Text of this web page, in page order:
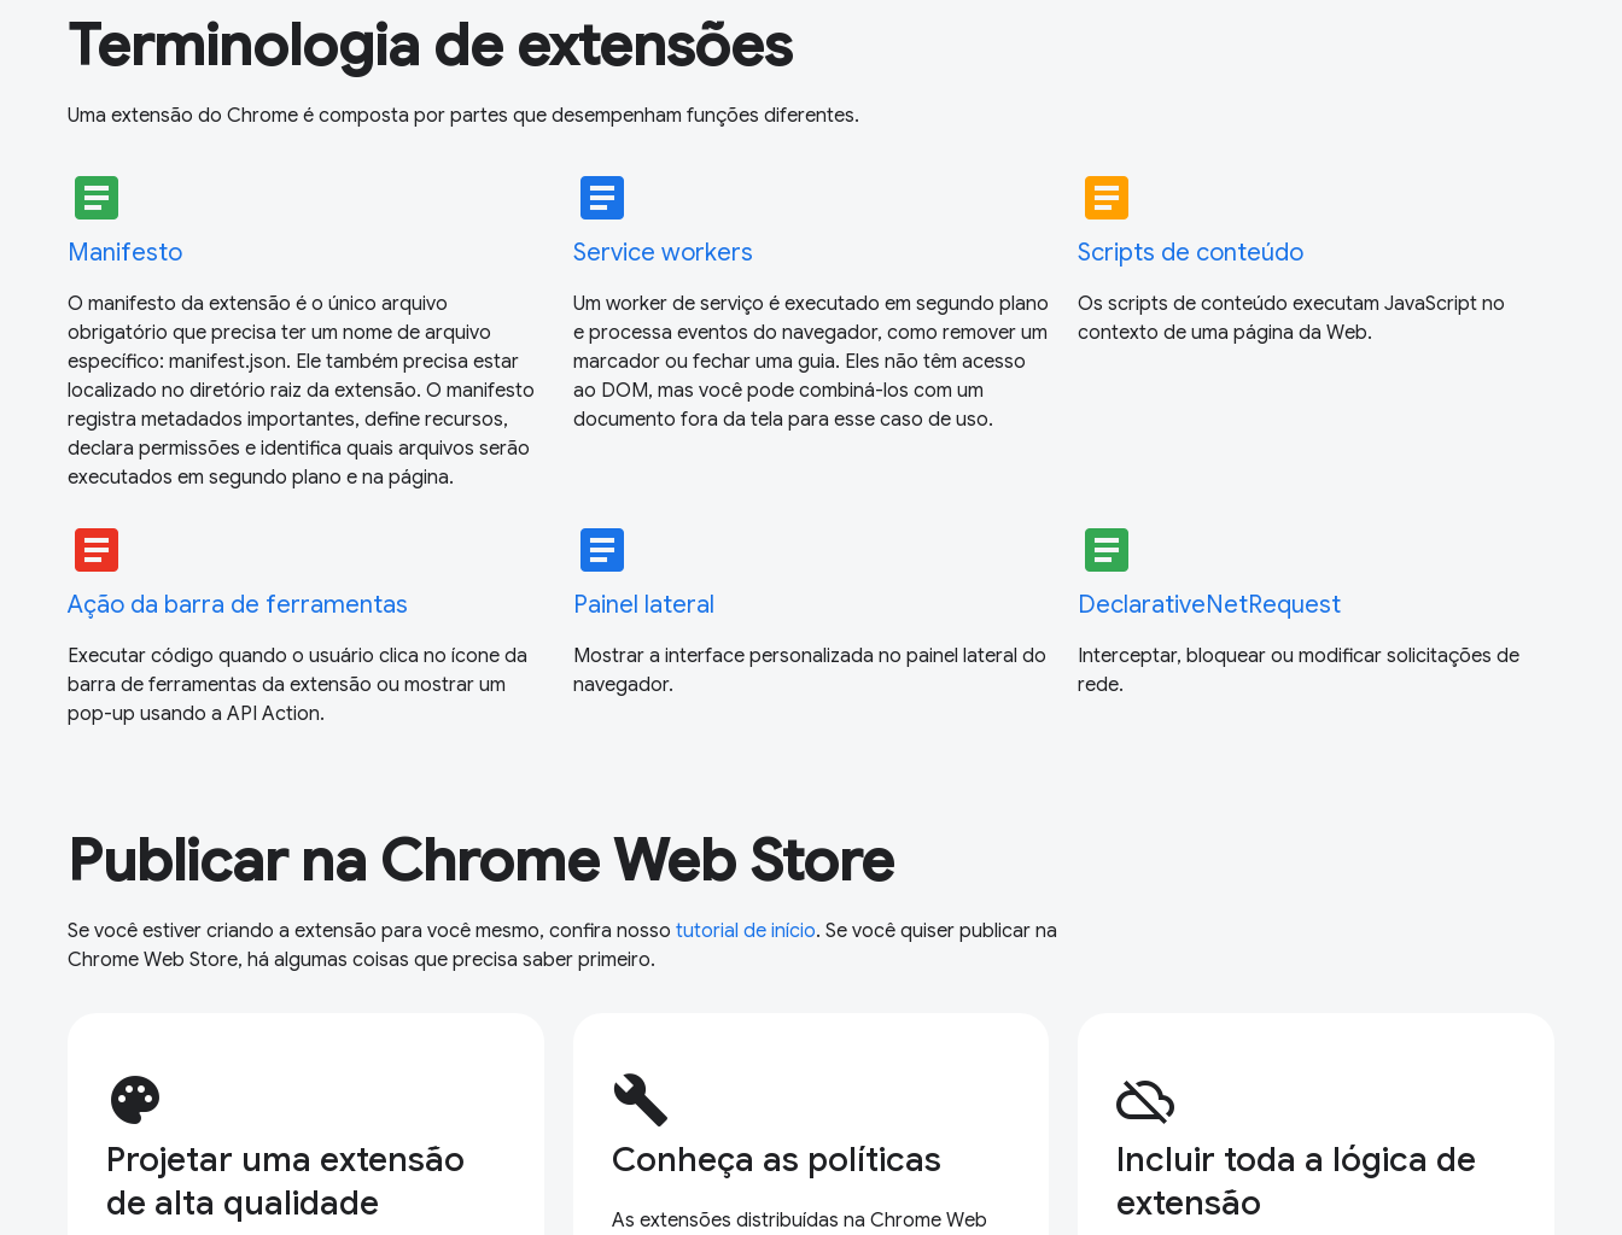
Terminologia de extensões
Uma extensão do Chrome é composta por partes que desempenham funções diferentes.
article
Manifesto
O manifesto da extensão é o único arquivo
obrigatório que precisa ter um nome de arquivo
específico: manifest.json. Ele também precisa estar
localizado no diretório raiz da extensão. O manifesto
registra metadados importantes, define recursos,
declara permissões e identifica quais arquivos serão
executados em segundo plano e na página.
article
Service workers
Um worker de serviço é executado em segundo plano
e processa eventos do navegador, como remover um
marcador ou fechar uma guia. Eles não têm acesso
ao DOM, mas você pode combiná-los com um
documento fora da tela para esse caso de uso.
article
Scripts de conteúdo
Os scripts de conteúdo executam JavaScript no
contexto de uma página da Web.
article
Ação da barra de ferramentas
Executar código quando o usuário clica no ícone da
barra de ferramentas da extensão ou mostrar um
pop-up usando a API Action.
article
Painel lateral
Mostrar a interface personalizada no painel lateral do
navegador.
article
DeclarativeNetRequest
Interceptar, bloquear ou modificar solicitações de
rede.
Publicar na Chrome Web Store
Se você estiver criando a extensão para você mesmo, confira nosso tutorial de início. Se você quiser publicar na
Chrome Web Store, há algumas coisas que precisa saber primeiro.
palette
Projetar uma extensão
de alta qualidade
build
Conheça as políticas
As extensões distribuídas na Chrome Web
cloud_off
Incluir toda a lógica de
extensão